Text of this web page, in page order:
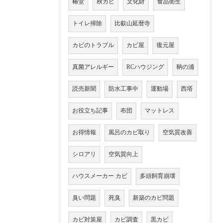
椿堂 秋カビ 文化財 食品衛生
トイレ掃除 比叡山延暦寺
カビのトラブル カビ屋 復元屋
真菌アレルギー RCハウジング 鞆の浦
読売新聞 防水工事中 運動場 西塔
お役立ち記事 布団 マットレス
お得情報 風呂のカビ取り 空気質改善
シロアリ 空気質向上
ハウスメーカー カビ 多頭飼育崩壊
臭い問題 死臭 新築のカビ問題
カビ対策屋 カビ調査 黒カビ